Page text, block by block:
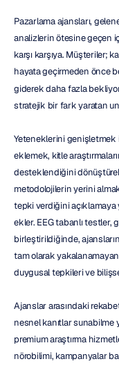
Pazarlama ajansları,
analizlerin ötesine geçen
karşı karşıya. Müşteriler;
hayata geçirmeden önce
giderek daha fazla
stratejik bir fark yaratan
Yeteneklerini
eklemek, kitle
desteklendiğini
metodolojilerin yerini
tepki verdiğini açıklamaya
ekler. EEG tabanlı testler,
birleştirildiğinde,
tam olarak
duygusal tepkileri ve
Ajanslar arasındaki
nesnel kanıtlar
premium araştırma
nörobilimi, kampanyalar